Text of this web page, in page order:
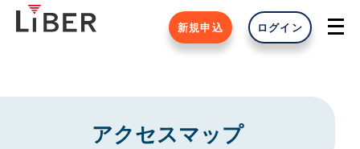
新規申込 ログイン
アクセスマップ